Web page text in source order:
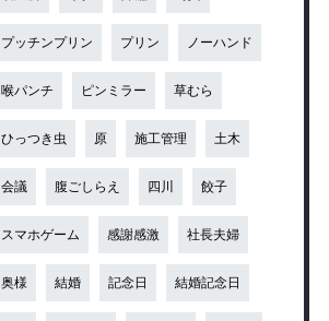
プッチンプリン プリン ノーハンド
喉パンチ ピンミラー 草むら
ひっつき虫 原 施工管理 土木
会議 腹ごしらえ 四川 餃子
スマホゲーム 感謝感激 社長夫婦
奥様 結婚 記念日 結婚記念日